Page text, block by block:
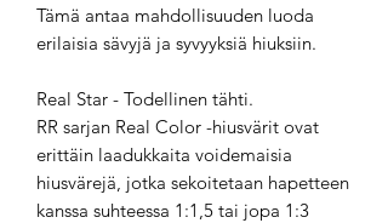
Tämä antaa mahdollisuuden luoda
erilaisia sävyjä ja syvyyksiä hiuksiin.
Real Star - Todellinen tähti.
RR sarjan Real Color -hiusvärit ovat
erittäin laadukkaita voidemaisia
hiusvärejä, jotka sekoitetaan hapetteen
kanssa suhteessa 1:1,5 tai jopa 1:3